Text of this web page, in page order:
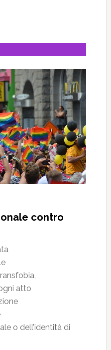
contro
atto
o dell’identità di